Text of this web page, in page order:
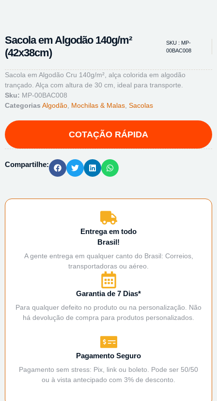
Sacola em Algodão 140g/m²
(42x38cm)
SKU : MP-
00BAC008
Sacola em Algodão Cru 140g/m², alça colorida em algodão
trançado. Alça com altura de 30 cm, ideal para transporte.
Sku: MP-00BAC008
Categorias Algodão Mochilas & Malas Sacolas
Compartilhe:
Entrega em todo
Brasil!
A gente entrega em qualquer canto do Brasil: Correios,
transportadoras ou aéreo.
Garantia de 7 Dias*
Para qualquer defeito no produto ou na personalização. Não
há devolução de compra para produtos personalizados.
Pagamento Seguro
Pagamento sem stress: Pix, link ou boleto. Pode ser 50/50
ou à vista antecipado com 3% de desconto.